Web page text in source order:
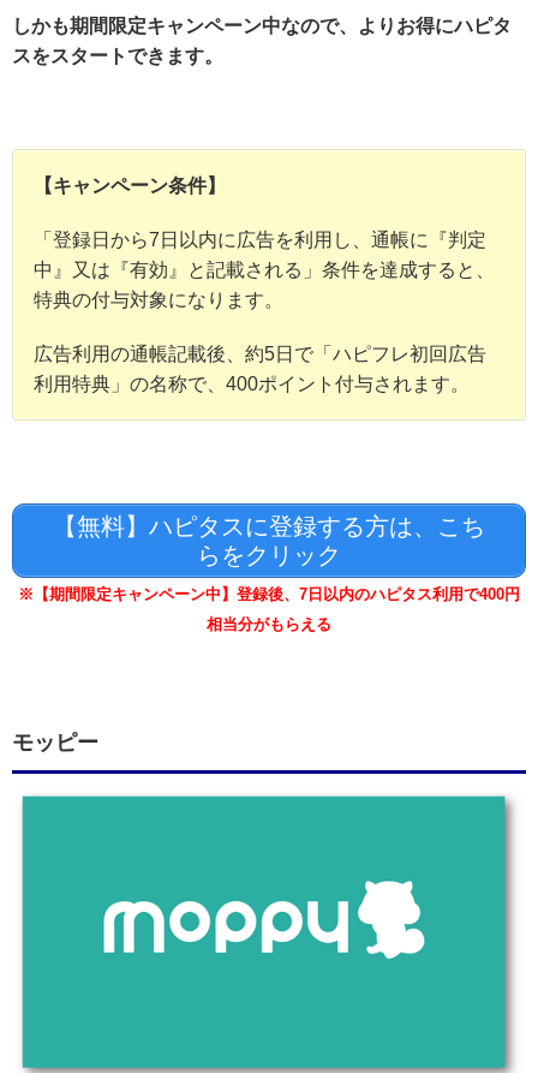
しかも期間限定キャンペーン中なので、よりお得にハピタ
スをスタートできます。
【キャンペーン条件】
「登録日から7日以内に広告を利用し、通帳に『判定
中』又は『有効』と記載される」条件を達成すると、
特典の付与対象になります。
広告利用の通帳記載後、約5日で「ハピフレ初回広告
利用特典」の名称で、400ポイント付与されます。
【無料】ハピタスに登録する方は、こち
らをクリック
※【期間限定キャンペーン中】登録後、7日以内のハピタス利用で400円
相当分がもらえる
モッピー